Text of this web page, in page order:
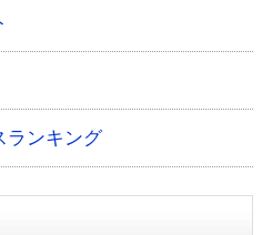
ランキング